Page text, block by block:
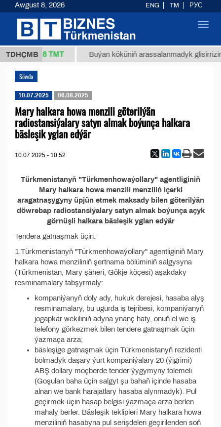
TDHÇMB
1 (kg.) 37,8 ТМТ Buýan köküniň arassalanmadyk
Söwda
10.07.2025 06.08.2025
Mary halkara howa menzili göterilýän
radiostansiýalary satyn almak boýunça halkara
bäsleşik yglan edýär
10.07.2025 - 10:52
Türkmenistanyň "Türkmenhowaýollary" agentliginiň
Mary halkara howa menzili menziliň içerki
aragatnaşygyny üpjün etmek maksady bilen göterilýän
döwrebap radiostansiýalary satyn almak boýunça açyk
görnüşli halkara bäsleşik yglan edýär
Tendera gatnaşmak üçin:
1.Türkmenistanyň "Türkmenhowaýollary" agentliginiň Mary
halkara howa menziliniň şertnama bölüminiň salgysyna
(Türkmenistan, Mary şäheri, Gökje köçesi) aşakdaky
resminamalary tabşyrmaly:
kompaniýanyň doly ady, hukuk derejesi, hasaba alyş
resminamalary, bu ugurda iş tejribesi, kompaniýanyň
jogapkär wekiliniň adyna ynanç haty, onuň el we iş
telefony görkezmek bilen tendere gatnaşmak üçin
ýazmaça arza;
bäsleşige gatnaşmak üçin Türkmenistanyň rezidenti
bolmadyk daşary ýurt kompaniýalary 20 (ýigrimi)
ABŞ dollary möçberde tender ýygymyny tölemeli
(Goşulan baha üçin salgyt şu bahaň içinde hasaba
alnan we bank harajatlary hasaba alynmadyk). Pul
geçirmek üçin hasap belgisi ýazmaça arza berlen
mahaly berler. Bäsleşik teklipleri Mary halkara howa
menziliniň hasabyna pul serişdeleri geçirilenden soň
Awgust 8, 2026 ENG TM РУС